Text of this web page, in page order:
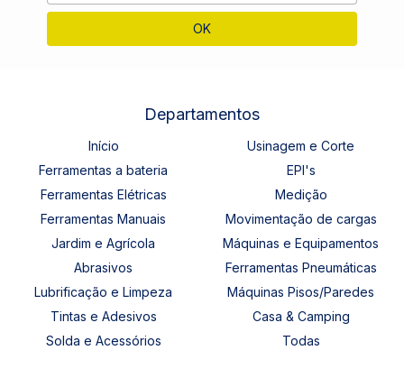
Departamentos
Início
Ferramentas a bateria
Ferramentas Elétricas
Ferramentas Manuais
Jardim e Agrícola
Abrasivos
Lubrificação e Limpeza
Tintas e Adesivos
Solda e Acessórios
Usinagem e Corte
EPI's
Medição
Movimentação de cargas
Máquinas e Equipamentos
Ferramentas Pneumáticas
Máquinas Pisos/Paredes
Casa & Camping
Todas